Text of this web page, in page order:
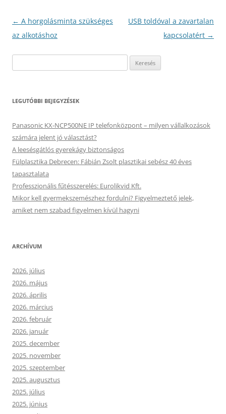
Bejegyzés
navigáció
← A horgolásminta szükséges
az alkotáshoz
USB toldóval a zavartalan
kapcsolatért →
LEGUTÓBBI BEJEGYZÉSEK
Panasonic KX-NCP500NE IP telefonközpont – milyen vállalkozások
számára jelent jó választást?
A leesésgátlós gyerekágy biztonságos
Fülplasztika Debrecen: Fábián Zsolt plasztikai sebész 40 éves
tapasztalata
Professzionális fűtésszerelés: Eurolikvid Kft.
Mikor kell gyermekszemészhez fordulni? Figyelmeztető jelek,
amiket nem szabad figyelmen kívül hagyni
ARCHÍVUM
2026. július
2026. május
2026. április
2026. március
2026. február
2026. január
2025. december
2025. november
2025. szeptember
2025. augusztus
2025. július
2025. június